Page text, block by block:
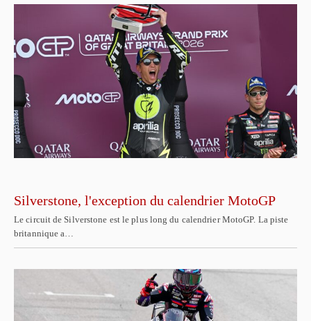
Silverstone, l'exception du calendrier MotoGP
Le circuit de Silverstone est le plus long du calendrier MotoGP. La piste
britannique a…